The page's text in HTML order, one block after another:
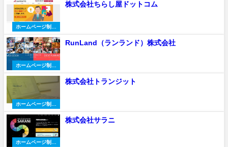
ホームページ制作
会社
株式会社ちらし屋ドットコム
ホームページ制作
会社
RunLand（ランランド）株式会社
ホームページ制作
会社
株式会社トランジット
ホームページ制作
株式会社サラニ